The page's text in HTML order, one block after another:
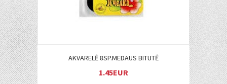
AKVARELĖ 8SP.MEDAUS BITUTĖ
1.45EUR